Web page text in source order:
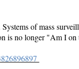
of mass
is no longer "Am I